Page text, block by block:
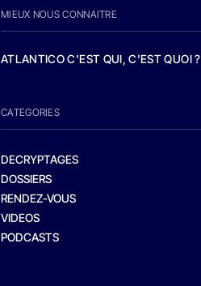
MIEUX NOUS CONNAITRE
ATLANTICO C'EST QUI, C'EST QUOI ?
CATEGORIES
DECRYPTAGES
DOSSIERS
RENDEZ-VOUS
VIDEOS
PODCASTS